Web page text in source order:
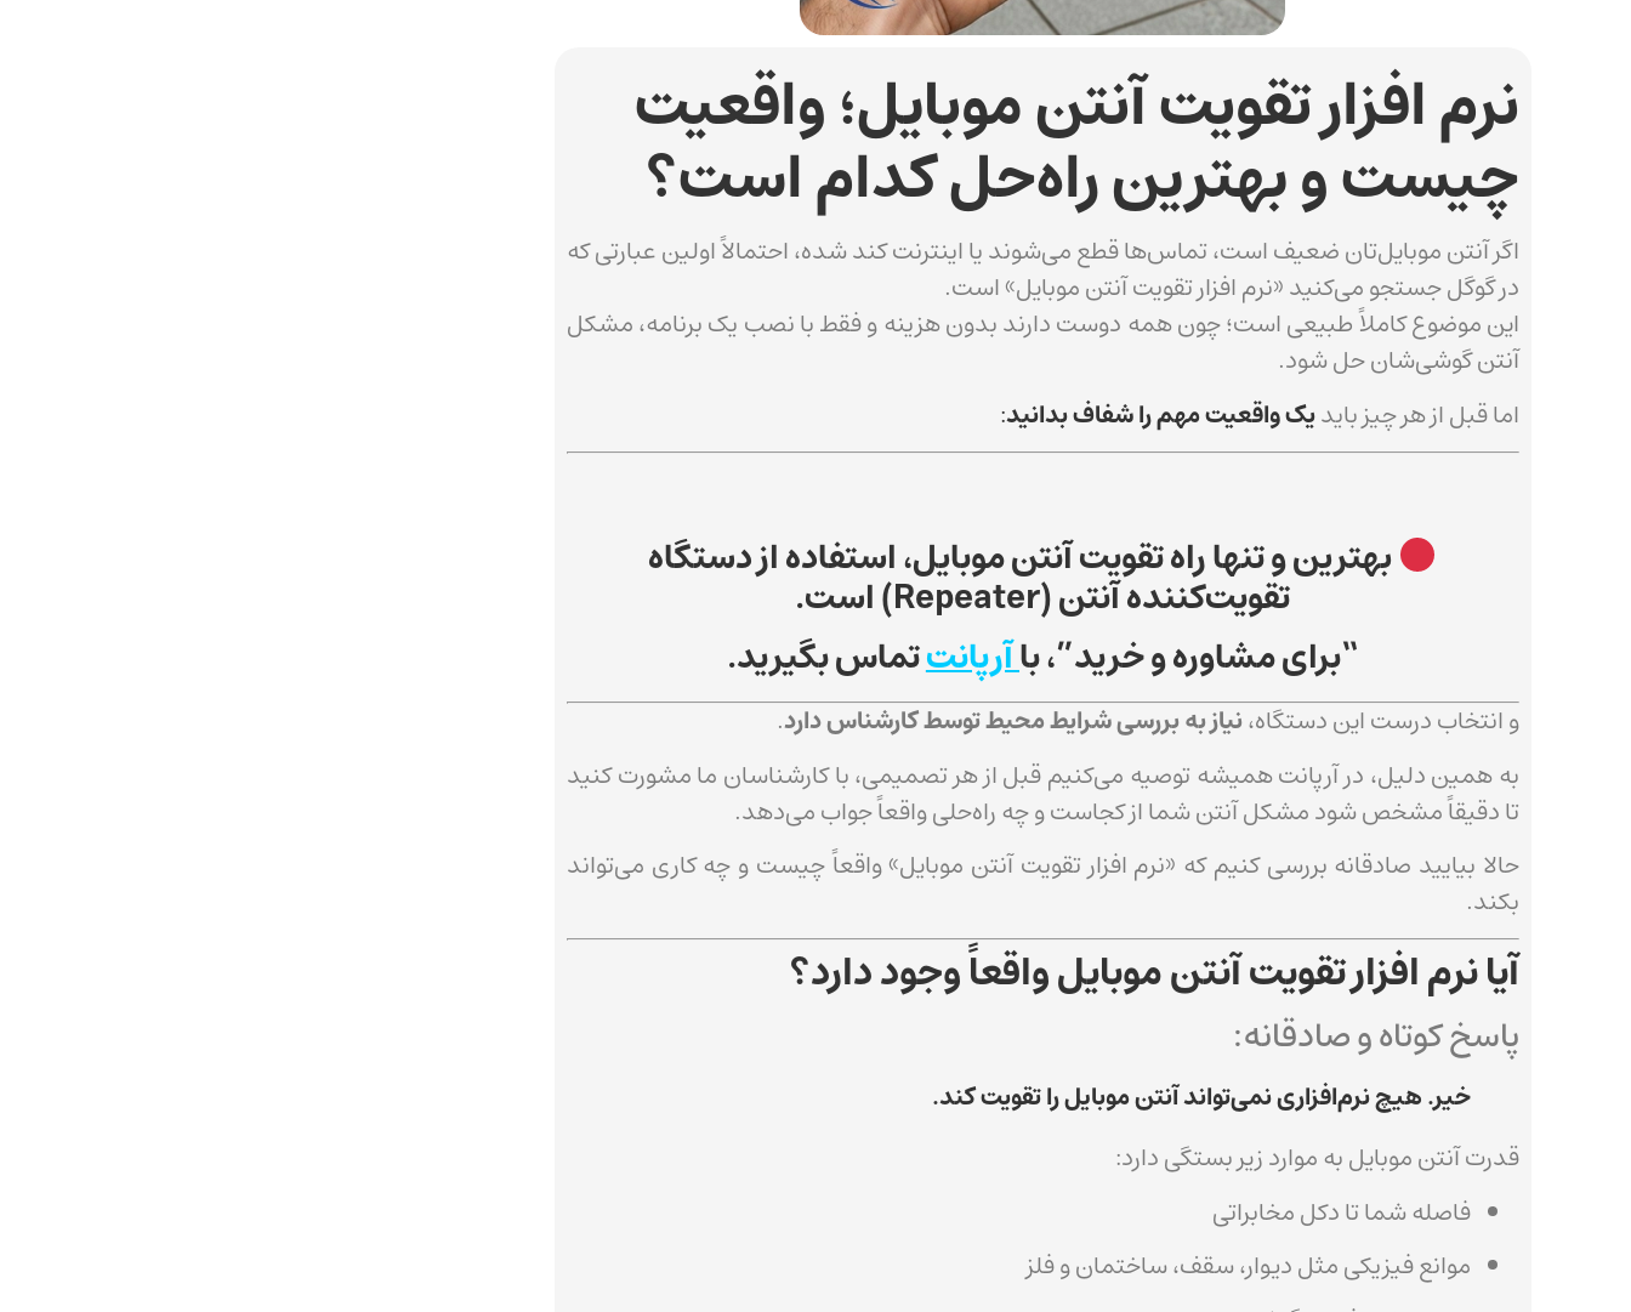
نرم افزار تقویت آنتن موبایل؛ واقعیت
چیست و بهترین راه‌حل کدام است؟
اگر آنتن موبایل‌تان ضعیف است، تماس‌ها قطع می‌شوند یا اینترنت کند شده، احتمالاً اولین عبارتی که
در گوگل جستجو می‌کنید «نرم افزار تقویت آنتن موبایل» است.
این موضوع کاملاً طبیعی است؛ چون همه دوست دارند بدون هزینه و فقط با نصب یک برنامه، مشکل
آنتن گوشی‌شان حل شود.
اما قبل از هر چیز بایدیک واقعیت مهم را شفاف بدانید:
بهترین و تنها راه تقویت آنتن موبایل، استفاده از دستگاه
تقویت‌کننده آنتن (Repeater) است.
“برای مشاوره و خرید”، باآرپانتتماس بگیرید.
و انتخاب درست این دستگاه،نیاز به بررسی شرایط محیط توسط کارشناس دارد.
به همین دلیل، در آرپانت همیشه توصیه می‌کنیم قبل از هر تصمیمی، با کارشناسان ما مشورت کنید
تا دقیقاً مشخص شود مشکل آنتن شما از کجاست و چه راه‌حلی واقعاً جواب می‌دهد.
حالا بیایید صادقانه بررسی کنیم که «نرم افزار تقویت آنتن موبایل» واقعاً چیست و چه کاری می‌تواند
بکند.
آیا نرم افزار تقویت آنتن موبایل واقعاً وجود دارد؟
پاسخ کوتاه و صادقانه:
خیر. هیچ نرم‌افزاری نمی‌تواند آنتن موبایل را تقویت کند.
قدرت آنتن موبایل به موارد زیر بستگی دارد:
فاصله شما تا دکل مخابراتی
موانع فیزیکی مثل دیوار، سقف، ساختمان و فلز